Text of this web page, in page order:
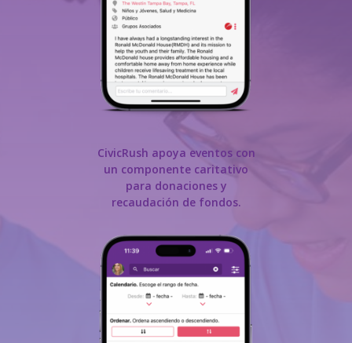
CivicRush apoya eventos con
un componente caritativo
para donaciones y
recaudación de fondos.